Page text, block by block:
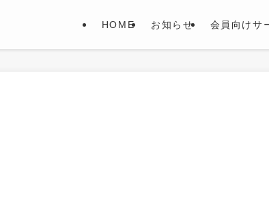
HOME お知らせ 会員向けサ